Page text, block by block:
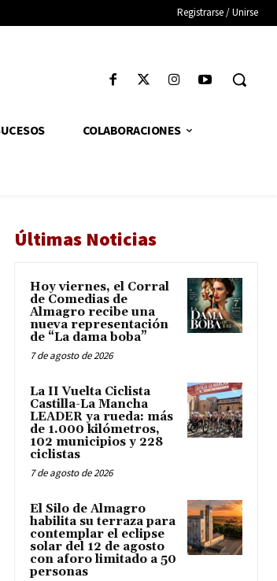
Registrarse / Unirse
COLABORACIONES
Últimas Noticias
Hoy viernes, el Corral
de Comedias de
Almagro recibe una
nueva representación
de “La dama boba”
7 de agosto de 2026
La II Vuelta Ciclista
Castilla-La Mancha
LEADER ya rueda: más
de 1.000 kilómetros,
102 municipios y 228
ciclistas
7 de agosto de 2026
El Silo de Almagro
habilita su terraza para
contemplar el eclipse
solar del 12 de agosto
con aforo limitado a 50
personas